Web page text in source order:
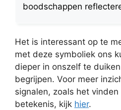
boodschappen
Het is interessant op te
met deze symboliek ons
dieper in onszelf te
begrijpen. Voor meer
signalen, zoals het
betekenis, kijk hier.